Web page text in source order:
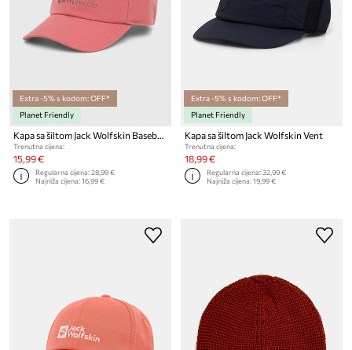
Extra -5% s kodom: OFF*
Planet Friendly
Kapa sa šiltom Jack Wolfskin Baseball
Trenutna cijena:
15,99 €
Regularna cijena:28,99 €
Najniža cijena:16,99 €
Extra -5% s kodom: OFF*
Planet Friendly
Kapa sa šiltom Jack Wolfskin Vent
Trenutna cijena:
18,99 €
Regularna cijena:32,99 €
Najniža cijena:19,99 €